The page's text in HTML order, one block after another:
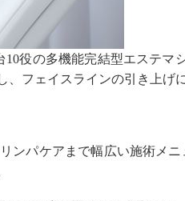
役の多機能完結型エステマ
フェイスラインの引き上げ
ンパケアまで幅広い施術メ